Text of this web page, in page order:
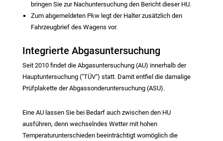
bringen Sie zur Nachuntersuchung den Bericht dieser HU.
Zum abgemeldeten Pkw legt der Halter zusätzlich den
Fahrzeugbrief des Wagens vor.
Integrierte Abgasuntersuchung
Seit 2010 findet die Abgasuntersuchung (AU) innerhalb der
Hauptuntersuchung ("TÜV") statt. Damit entfiel die damalige
Prüfplakette der Abgassonderuntersuchung (ASU).
Eine AU lassen Sie bei Bedarf auch zwischen den HU
ausführen, denn wechselndes Wetter mit hohen
Temperaturunterschieden beeinträchtigt womöglich die